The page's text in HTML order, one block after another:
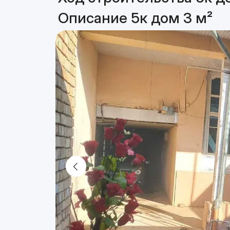
Описание 5к дом 3 м²